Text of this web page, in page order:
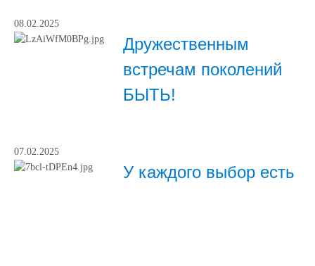
08.02.2025
Дружественным
встречам поколений
БЫТЬ!
07.02.2025
У каждого выбор есть